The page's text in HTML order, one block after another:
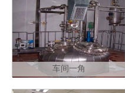
车间一角